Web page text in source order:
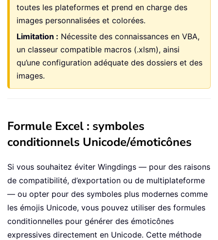
toutes les plateformes et prend en charge des
images personnalisées et colorées.
Limitation : Nécessite des connaissances en VBA,
un classeur compatible macros (.xlsm), ainsi
qu’une configuration adéquate des dossiers et des
images.
Formule Excel : symboles
conditionnels Unicode/émoticônes
Si vous souhaitez éviter Wingdings — pour des raisons
de compatibilité, d’exportation ou de multiplateforme
— ou opter pour des symboles plus modernes comme
les émojis Unicode, vous pouvez utiliser des formules
conditionnelles pour générer des émoticônes
expressives directement en Unicode. Cette méthode